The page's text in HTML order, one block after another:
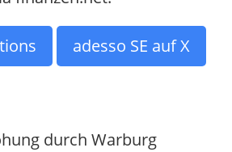
adesso SE auf X
durch Warburg